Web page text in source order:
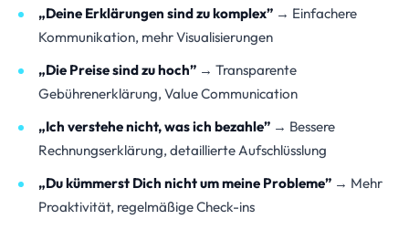
„Deine Erklärungen sind zu komplex” → Einfachere
Kommunikation, mehr Visualisierungen
„Die Preise sind zu hoch” → Transparente
Gebührenerklärung, Value Communication
„Ich verstehe nicht, was ich bezahle” → Bessere
Rechnungserklärung, detaillierte Aufschlüsslung
„Du kümmerst Dich nicht um meine Probleme” → Mehr
Proaktivität, regelmäßige Check-ins